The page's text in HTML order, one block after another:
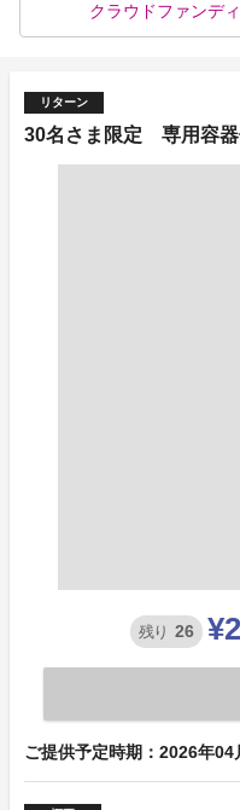
クラウドファンデ
リターン
30名さま限定 専用容器
残り 26
ご提供予定時期：2026年